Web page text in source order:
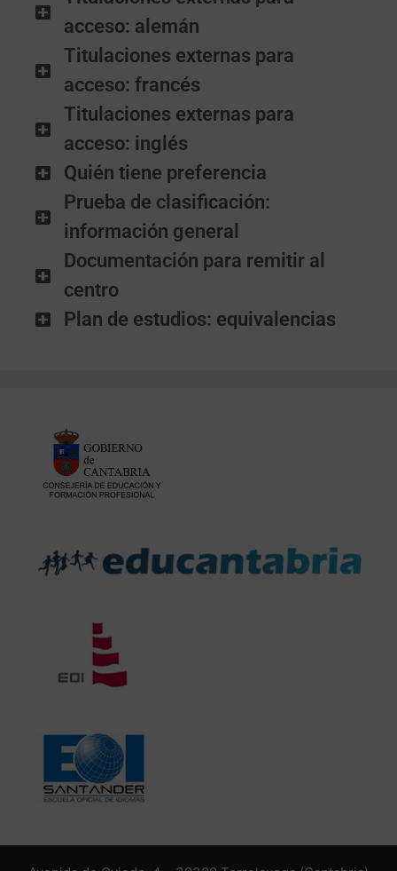
acceso: alemán
Titulaciones externas para
acceso: francés
Titulaciones externas para
acceso: inglés
Quién tiene preferencia
Prueba de clasificación:
información general
Documentación para remitir al
centro
Plan de estudios: equivalencias